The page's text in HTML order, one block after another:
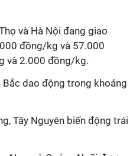
và Hà Nội đang giao
đồng/kg và 57.000
và 2.000 đồng/kg.
Bắc dao động trong khoảng
Tây Nguyên biến động trái